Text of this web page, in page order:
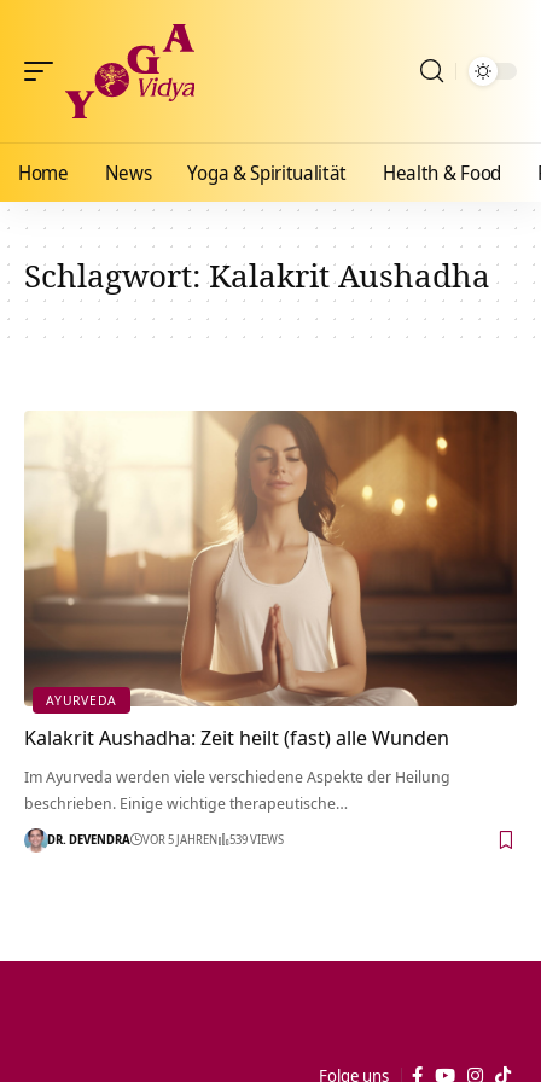
Home News Yoga & Spiritualität Health & Food
Schlagwort:Kalakrit Aushadha
AYURVEDA
Kalakrit Aushadha: Zeit heilt (fast) alle Wunden
Im Ayurveda werden viele verschiedene Aspekte der Heilung
beschrieben. Einige wichtige therapeutische…
DR. DEVENDRA VOR 5 JAHREN 539 VIEWS
Folge uns